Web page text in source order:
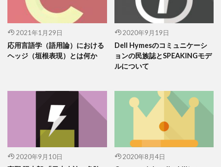
2021年1月29日
応用言語学（語用論）における
ヘッジ（垣根表現）とは何か
2020年9月19日
Dell Hymesのコミュニケーシ
ョンの民族誌とSPEAKINGモデ
ルについて
2020年9月10日 2020年8月4日